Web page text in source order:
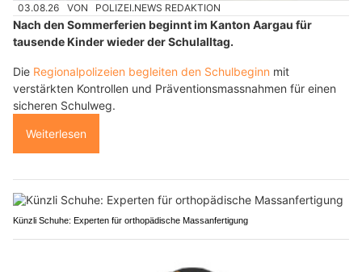
03.08.26 VON POLIZEI.NEWS REDAKTION
Nach den Sommerferien beginnt im Kanton Aargau für
tausende Kinder wieder der Schulalltag.
Die Regionalpolizeien begleiten den Schulbeginn mit
verstärkten Kontrollen und Präventionsmassnahmen für einen
sicheren Schulweg.
Weiterlesen
Künzli Schuhe: Experten für orthopädische Massanfertigung